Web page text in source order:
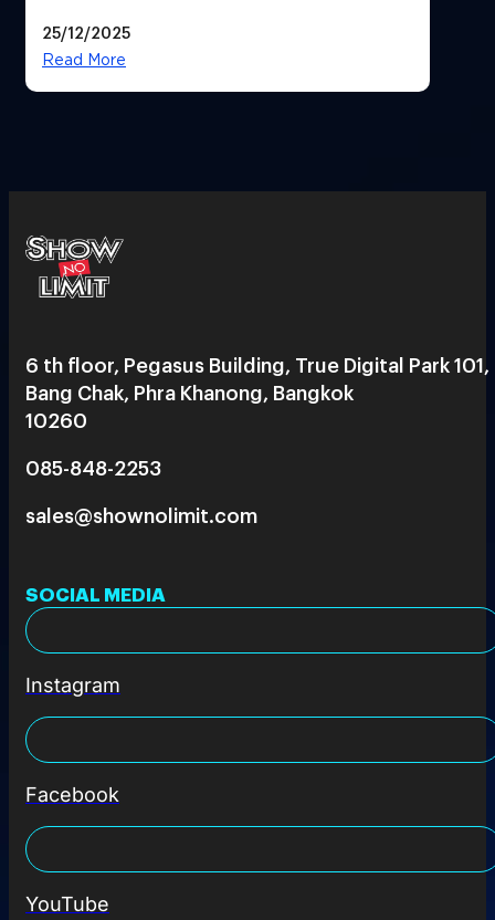
25/12/2025
Read More
6 th floor, Pegasus Building, True Digital Park 101,
Bang Chak, Phra Khanong, Bangkok
10260
085-848-2253
sales@shownolimit.com
SOCIAL MEDIA
Instagram
Facebook
YouTube